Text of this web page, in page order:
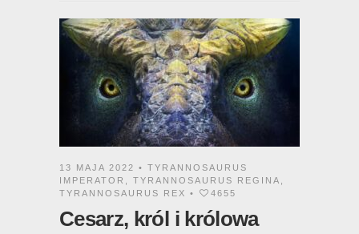
13 MAJA 2022 • TYRANNOSAURUS
IMPERATOR
TYRANNOSAURUS REGINA
TYRANNOSAURUS REX • 4655
Cesarz, król i królowa